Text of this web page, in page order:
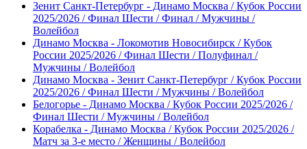
Зенит Санкт-Петербург - Динамо Москва / Кубок России
2025/2026 / Финал Шести / Финал / Мужчины /
Волейбол
Динамо Москва - Локомотив Новосибирск / Кубок
России 2025/2026 / Финал Шести / Полуфинал /
Мужчины / Волейбол
Динамо Москва - Зенит Санкт-Петербург / Кубок России
2025/2026 / Финал Шести / Мужчины / Волейбол
Белогорье - Динамо Москва / Кубок России 2025/2026 /
Финал Шести / Мужчины / Волейбол
Корабелка - Динамо Москва / Кубок России 2025/2026 /
Матч за 3-е место / Женщины / Волейбол